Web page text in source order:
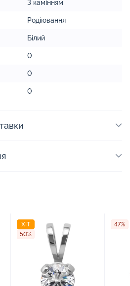
З камінням
Родіювання
Білий
0
0
0
ХІТ
50%
47%